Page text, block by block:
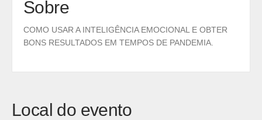
Sobre
COMO USAR A INTELIGÊNCIA EMOCIONAL E OBTER
BONS RESULTADOS EM TEMPOS DE PANDEMIA.
Local do evento